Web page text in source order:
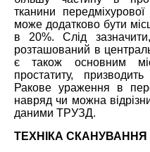
тканини передміхурової
може додатково бути
в 20%. Слід
розташований в
є також основним
простатиту,
Ракове ураження в
навряд чи можна
даними ТРУЗД.
ТЕХНІКА СКАНУВАННЯ